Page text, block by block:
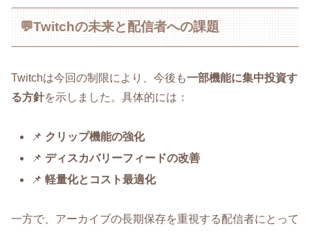
💬Twitchの未来と配信者への課題
Twitchは今回の制限により、今後も一部機能に集中投資す
る方針を示しました。具体的には：
📌 クリップ機能の強化
📌 ディスカバリーフィードの改善
📌軽量化とコスト最適化
一方で、アーカイブの長期保存を重視する配信者にとって